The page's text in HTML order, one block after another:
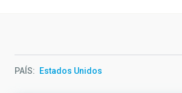
PAÍS Estados Unidos